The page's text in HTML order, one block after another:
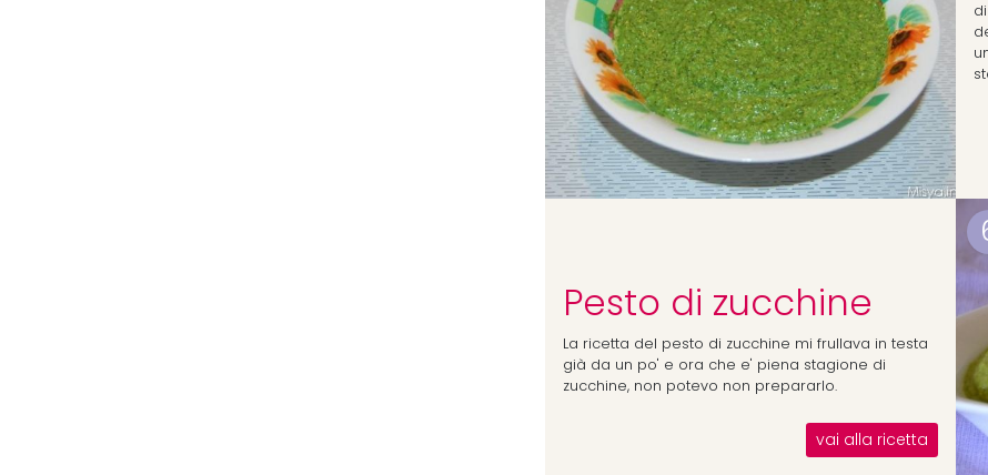
Pesto di zucchine
La ricetta del pesto di zucchine mi frullava in testa
già da un po' e ora che e' piena stagione di
zucchine, non potevo non prepararlo.
vai alla ricetta